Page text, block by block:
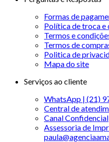
Formas de
Política de troca e
Termos e
Termos de
Politica de
Mapa do site
Serviços ao cliente
WhatsApp | (21)
Central de
Canal Confidencial
Assessoria de